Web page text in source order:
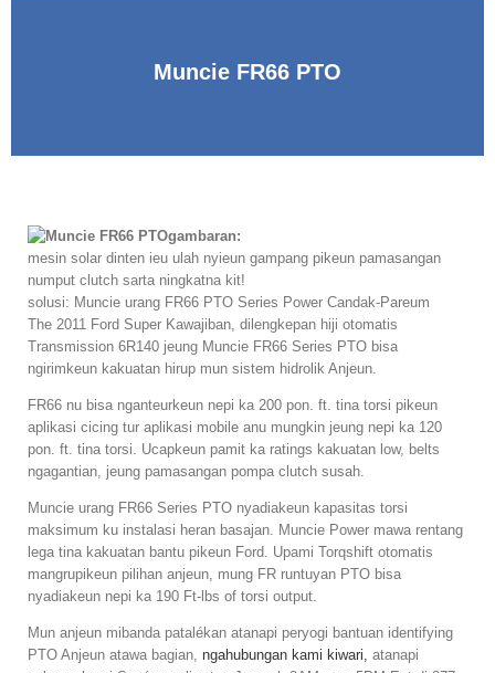
Muncie FR66 PTO
gambaran:
mesin solar dinten ieu ulah nyieun gampang pikeun pamasangan
numput clutch sarta ningkatna kit!
solusi: Muncie urang FR66 PTO Series Power Candak-Pareum
The 2011 Ford Super Kawajiban, dilengkepan hiji otomatis
Transmission 6R140 jeung Muncie FR66 Series PTO bisa
ngirimkeun kakuatan hirup mun sistem hidrolik Anjeun.
FR66 nu bisa nganteurkeun nepi ka 200 pon. ft. tina torsi pikeun
aplikasi cicing tur aplikasi mobile anu mungkin jeung nepi ka 120
pon. ft. tina torsi. Ucapkeun pamit ka ratings kakuatan low, belts
ngagantian, jeung pamasangan pompa clutch susah.
Muncie urang FR66 Series PTO nyadiakeun kapasitas torsi
maksimum ku instalasi heran basajan. Muncie Power mawa rentang
lega tina kakuatan bantu pikeun Ford. Upami Torqshift otomatis
mangrupikeun pilihan anjeun, mung FR runtuyan PTO bisa
nyadiakeun nepi ka 190 Ft-lbs of torsi output.
Mun anjeun mibanda patalékan atanapi peryogi bantuan identifying
PTO Anjeun atawa bagian, ngahubungan kami kiwari, atanapi